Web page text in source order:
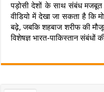
पड़ोसी देशों के साथ संबंध मजबूत
वीडियो में देखा जा सकता है कि
बढ़े, जबकि शहबाज शरीफ की
विशेषज्ञ भारत-पाकिस्तान संबंधों